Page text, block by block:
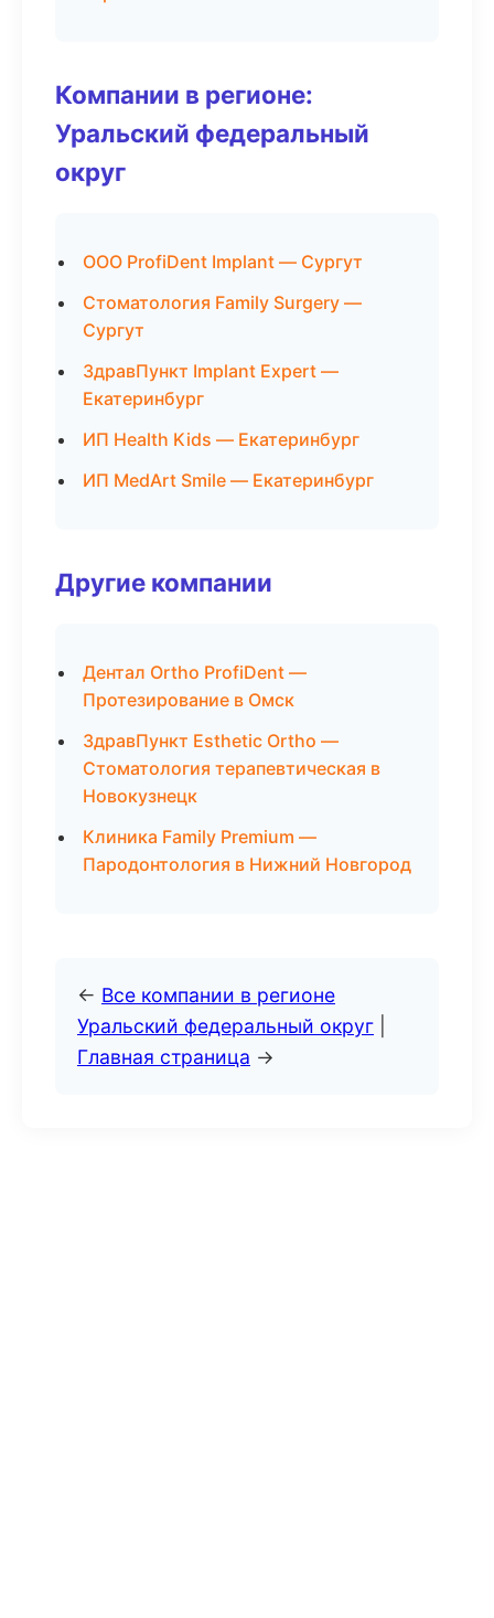
Компании в регионе:
Уральский федеральный
округ
ООО ProfiDent Implant — Сургут
Стоматология Family Surgery —
Сургут
ЗдравПункт Implant Expert —
Екатеринбург
ИП Health Kids — Екатеринбург
ИП MedArt Smile — Екатеринбург
Другие компании
Дентал Ortho ProfiDent —
Протезирование в Омск
ЗдравПункт Esthetic Ortho —
Стоматология терапевтическая в
Новокузнецк
Клиника Family Premium —
Пародонтология в Нижний Новгород
← Все компании в регионе
Уральский федеральный округ
Главная страница →